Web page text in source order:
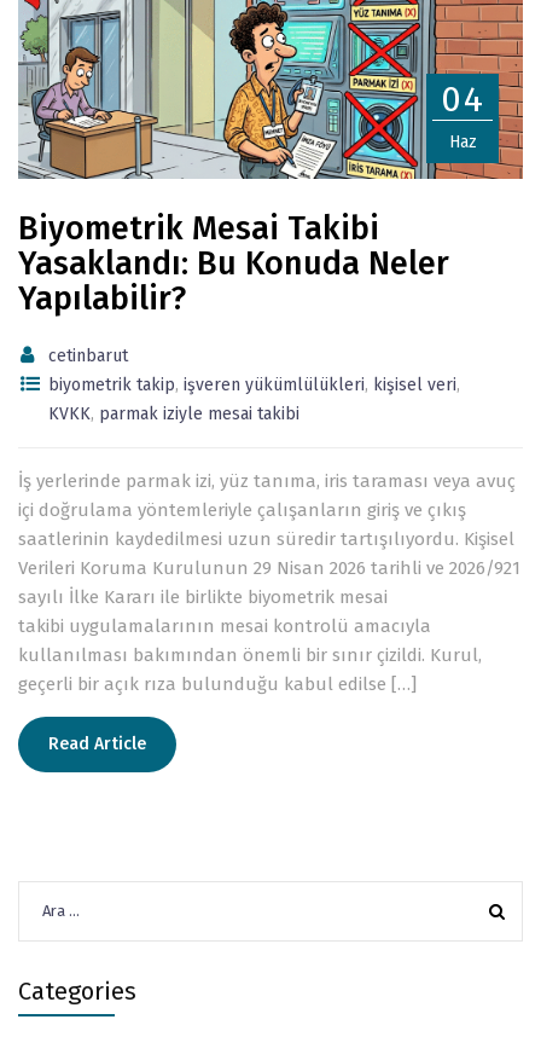
04
Haz
Biyometrik Mesai Takibi
Yasaklandı: Bu Konuda Neler
Yapılabilir?
cetinbarut
biyometrik takip, işveren yükümlülükleri, kişisel veri,
KVKK, parmak iziyle mesai takibi
İş yerlerinde parmak izi, yüz tanıma, iris taraması veya avuç
içi doğrulama yöntemleriyle çalışanların giriş ve çıkış
saatlerinin kaydedilmesi uzun süredir tartışılıyordu. Kişisel
Verileri Koruma Kurulunun 29 Nisan 2026 tarihli ve 2026/921
sayılı İlke Kararı ile birlikte biyometrik mesai
takibi uygulamalarının mesai kontrolü amacıyla
kullanılması bakımından önemli bir sınır çizildi. Kurul,
geçerli bir açık rıza bulunduğu kabul edilse […]
Read Article
Categories